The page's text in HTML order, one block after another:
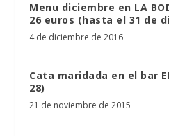
Menu diciembre en LA
26 euros (hasta el 31 de
4 de diciembre de 2016
Cata maridada en el bar
28)
21 de noviembre de 2015